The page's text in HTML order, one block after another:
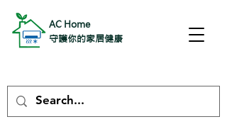
AC Home
守護你的家居健康